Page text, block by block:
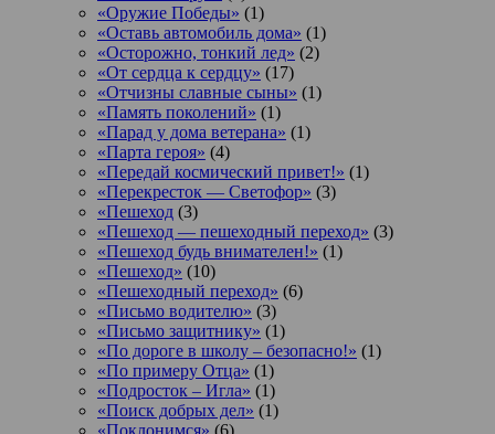
«Оружие Победы» (1)
«Оставь автомобиль дома» (1)
«Осторожно, тонкий лед» (2)
«От сердца к сердцу» (17)
«Отчизны славные сыны» (1)
«Память поколений» (1)
«Парад у дома ветерана» (1)
«Парта героя» (4)
«Передай космический привет!» (1)
«Перекресток — Светофор» (3)
«Пешеход (3)
«Пешеход — пешеходный переход» (3)
«Пешеход будь внимателен!» (1)
«Пешеход» (10)
«Пешеходный переход» (6)
«Письмо водителю» (3)
«Письмо защитнику» (1)
«По дороге в школу – безопасно!» (1)
«По примеру Отца» (1)
«Подросток ‒ Игла» (1)
«Поиск добрых дел» (1)